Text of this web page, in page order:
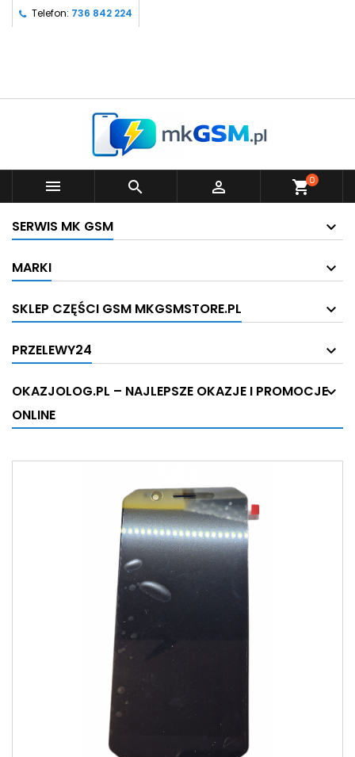
Telefon: 736 842 224
   shopping_cart0
SERWIS MK GSM
MARKI
SKLEP CZĘŚCI GSM MKGSMSTORE.PL
PRZELEWY24
OKAZJOLOG.PL – NAJLEPSZE OKAZJE I PROMOCJE
ONLINE